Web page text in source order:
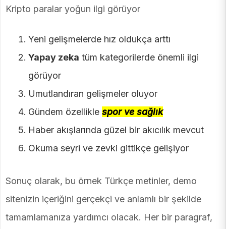
Kripto paralar yoğun ilgi görüyor
Yeni gelişmelerde hız oldukça arttı
Yapay zeka tüm kategorilerde önemli ilgi
görüyor
Umutlandıran gelişmeler oluyor
Gündem özellikle spor ve sağlık
Haber akışlarında güzel bir akıcılık mevcut
Okuma seyri ve zevki gittikçe gelişiyor
Sonuç olarak, bu örnek Türkçe metinler, demo
sitenizin içeriğini gerçekçi ve anlamlı bir şekilde
tamamlamanıza yardımcı olacak. Her bir paragraf,